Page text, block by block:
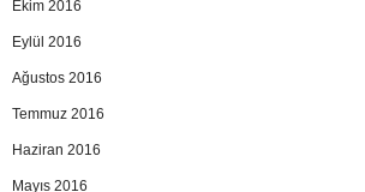
Ekim 2016
Eylül 2016
Ağustos 2016
Temmuz 2016
Haziran 2016
Mayıs 2016